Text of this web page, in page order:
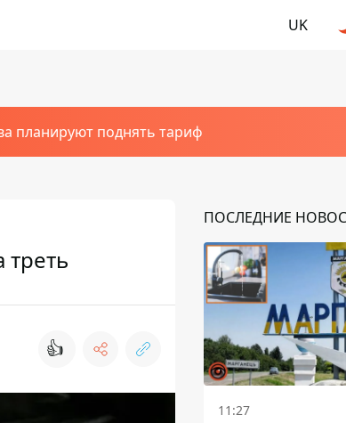
UK
планируют поднять тариф
👍
ПОСЛЕДНИЕ
11:27